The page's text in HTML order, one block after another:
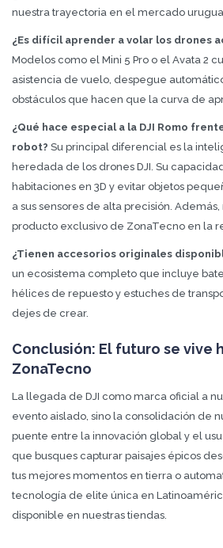
nuestra trayectoria en el mercado
¿Es difícil aprender a volar los drones
Modelos como el Mini 5 Pro o el Avata 2
asistencia de vuelo, despegue
obstáculos que hacen que la curva de
¿Qué hace especial a la DJI Romo
robot? Su principal diferencial es la
heredada de los drones DJI. Su
habitaciones en 3D y evitar objetos
a sus sensores de alta precisión.
producto exclusivo de ZonaTecno en la
¿Tienen accesorios originales
un ecosistema completo que incluye
hélices de repuesto y estuches de
dejes de crear.
Conclusión: El futuro se vive
ZonaTecno
La llegada de DJI como marca oficial a
evento aislado, sino la consolidación de
puente entre la innovación global y el
que busques capturar paisajes épicos
tus mejores momentos en tierra o
tecnología de elite única en
disponible en nuestras tiendas.